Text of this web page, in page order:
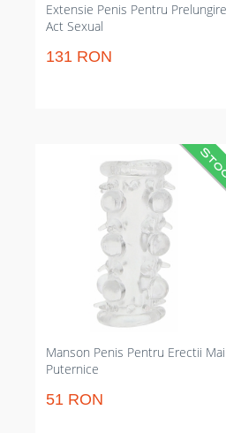
Extensie Penis Pentru Prelungire
Act Sexual
131 RON
Manson Penis Pentru Erectii Mai
Puternice
51 RON
Manson transparent din silicon
care crește frecarea și prinde
erecția. Limitează reaplicările și
prelungește fermitatea,
compatibil cu prezervativul.
Corespunzător pentru jocuri
rapide sau sesiuni prelungite
privat de dispozitive electrice
complicate.